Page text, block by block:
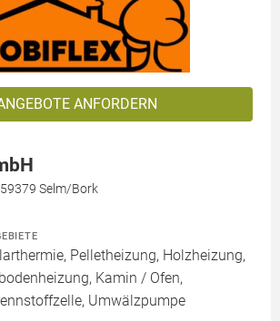
ANFORDERN
Selm/Bork
Pelletheizung, Holzheizung,
Kamin / Ofen,
Umwälzpumpe